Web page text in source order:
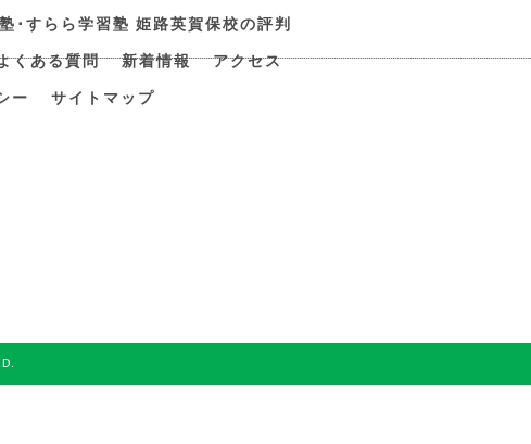
･すらら学習塾 姫路英賀保校の評判
くある質問 新着情報
アクセス
ー サイトマップ